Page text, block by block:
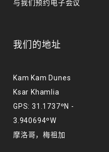
与我们预约电子会议
我们的地址
Kam Kam Dunes
Ksar Khamlia
GPS: 31.1737ºN -
3.940694ºW
摩洛哥，梅祖加